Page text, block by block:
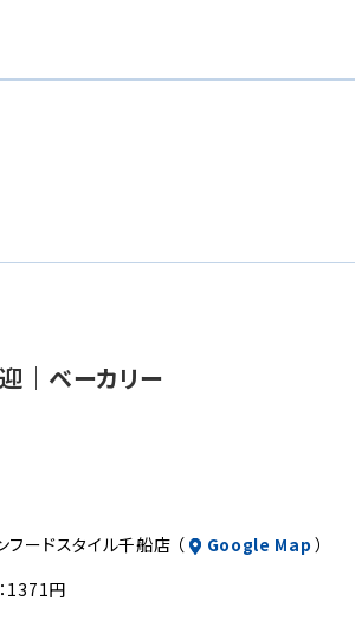
｜ベーカリー
フードスタイル千船店 （ Google Map ）
1371円